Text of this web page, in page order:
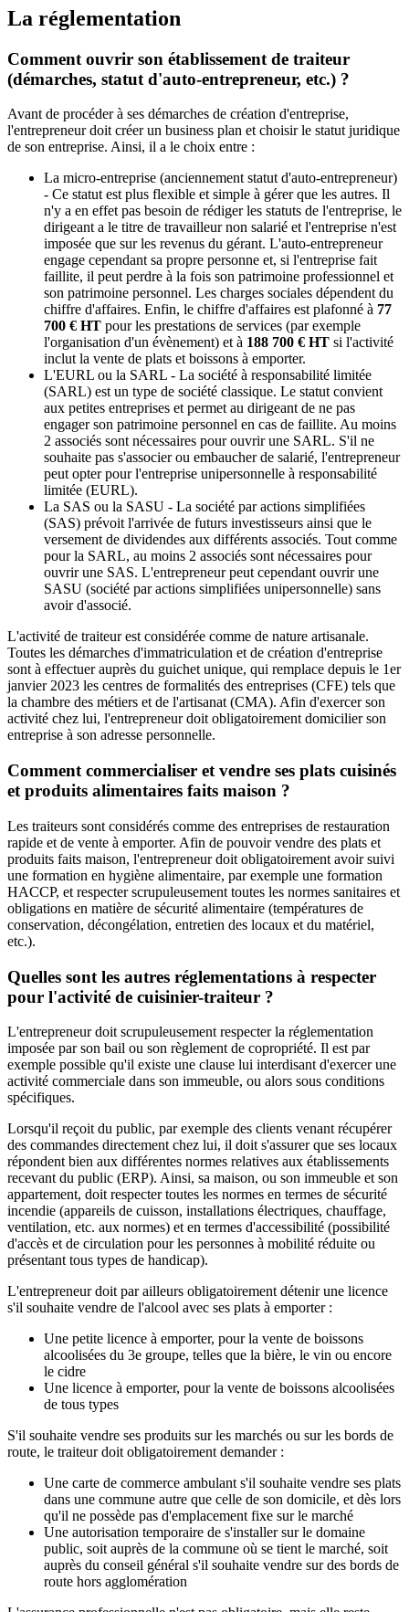
La réglementation
Comment ouvrir son établissement de traiteur
(démarches, statut d'auto-entrepreneur, etc.) ?
Avant de procéder à ses démarches de création d'entreprise,
l'entrepreneur doit créer un business plan et choisir le statut juridique
de son entreprise. Ainsi, il a le choix entre :
La micro-entreprise (anciennement statut d'auto-entrepreneur)
- Ce statut est plus flexible et simple à gérer que les autres. Il
n'y a en effet pas besoin de rédiger les statuts de l'entreprise, le
dirigeant a le titre de travailleur non salarié et l'entreprise n'est
imposée que sur les revenus du gérant. L'auto-entrepreneur
engage cependant sa propre personne et, si l'entreprise fait
faillite, il peut perdre à la fois son patrimoine professionnel et
son patrimoine personnel. Les charges sociales dépendent du
chiffre d'affaires. Enfin, le chiffre d'affaires est plafonné à 77
700 € HT pour les prestations de services (par exemple
l'organisation d'un évènement) et à 188 700 € HT si l'activité
inclut la vente de plats et boissons à emporter.
L'EURL ou la SARL - La société à responsabilité limitée
(SARL) est un type de société classique. Le statut convient
aux petites entreprises et permet au dirigeant de ne pas
engager son patrimoine personnel en cas de faillite. Au moins
2 associés sont nécessaires pour ouvrir une SARL. S'il ne
souhaite pas s'associer ou embaucher de salarié, l'entrepreneur
peut opter pour l'entreprise unipersonnelle à responsabilité
limitée (EURL).
La SAS ou la SASU - La société par actions simplifiées
(SAS) prévoit l'arrivée de futurs investisseurs ainsi que le
versement de dividendes aux différents associés. Tout comme
pour la SARL, au moins 2 associés sont nécessaires pour
ouvrir une SAS. L'entrepreneur peut cependant ouvrir une
SASU (société par actions simplifiées unipersonnelle) sans
avoir d'associé.
L'activité de traiteur est considérée comme de nature artisanale.
Toutes les démarches d'immatriculation et de création d'entreprise
sont à effectuer auprès du guichet unique, qui remplace depuis le 1er
janvier 2023 les centres de formalités des entreprises (CFE) tels que
la chambre des métiers et de l'artisanat (CMA). Afin d'exercer son
activité chez lui, l'entrepreneur doit obligatoirement domicilier son
entreprise à son adresse personnelle.
Comment commercialiser et vendre ses plats cuisinés
et produits alimentaires faits maison ?
Les traiteurs sont considérés comme des entreprises de restauration
rapide et de vente à emporter. Afin de pouvoir vendre des plats et
produits faits maison, l'entrepreneur doit obligatoirement avoir suivi
une formation en hygiène alimentaire, par exemple une formation
HACCP, et respecter scrupuleusement toutes les normes sanitaires et
obligations en matière de sécurité alimentaire (températures de
conservation, décongélation, entretien des locaux et du matériel,
etc.).
Quelles sont les autres réglementations à respecter
pour l'activité de cuisinier-traiteur ?
L'entrepreneur doit scrupuleusement respecter la réglementation
imposée par son bail ou son règlement de copropriété. Il est par
exemple possible qu'il existe une clause lui interdisant d'exercer une
activité commerciale dans son immeuble, ou alors sous conditions
spécifiques.
Lorsqu'il reçoit du public, par exemple des clients venant récupérer
des commandes directement chez lui, il doit s'assurer que ses locaux
répondent bien aux différentes normes relatives aux établissements
recevant du public (ERP). Ainsi, sa maison, ou son immeuble et son
appartement, doit respecter toutes les normes en termes de sécurité
incendie (appareils de cuisson, installations électriques, chauffage,
ventilation, etc. aux normes) et en termes d'accessibilité (possibilité
d'accès et de circulation pour les personnes à mobilité réduite ou
présentant tous types de handicap).
L'entrepreneur doit par ailleurs obligatoirement détenir une licence
s'il souhaite vendre de l'alcool avec ses plats à emporter :
Une petite licence à emporter, pour la vente de boissons
alcoolisées du 3e groupe, telles que la bière, le vin ou encore
le cidre
Une licence à emporter, pour la vente de boissons alcoolisées
de tous types
S'il souhaite vendre ses produits sur les marchés ou sur les bords de
route, le traiteur doit obligatoirement demander :
Une carte de commerce ambulant s'il souhaite vendre ses plats
dans une commune autre que celle de son domicile, et dès lors
qu'il ne possède pas d'emplacement fixe sur le marché
Une autorisation temporaire de s'installer sur le domaine
public, soit auprès de la commune où se tient le marché, soit
auprès du conseil général s'il souhaite vendre sur des bords de
route hors agglomération